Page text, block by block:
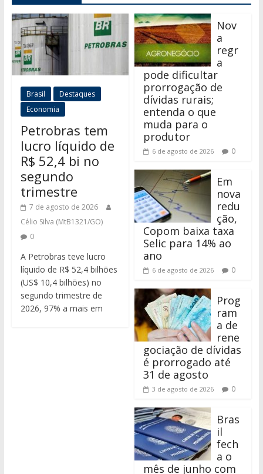
Brasil
Destaques
Economia
Petrobras tem
lucro líquido de
R$ 52,4 bi no
segundo
trimestre
7 de agosto de 2026
Célio Silva (MtB1321/GO)
0
A Petrobras teve lucro
líquido de R$ 52,4 bilhões
(US$ 10,4 bilhões) no
segundo trimestre de
2026, 97% a mais em
Nov
a
regr
a
pode dificultar
prorrogação de
dívidas rurais;
entenda o que
muda para o
produtor
6 de agosto de 2026 0
Em
nova
redu
ção,
Copom baixa taxa
Selic para 14% ao
ano
6 de agosto de 2026 0
Prog
ram
a de
rene
gociação de dívidas
é prorrogado até
31 de agosto
3 de agosto de 2026 0
Bras
il
fech
a o
mês de junho com